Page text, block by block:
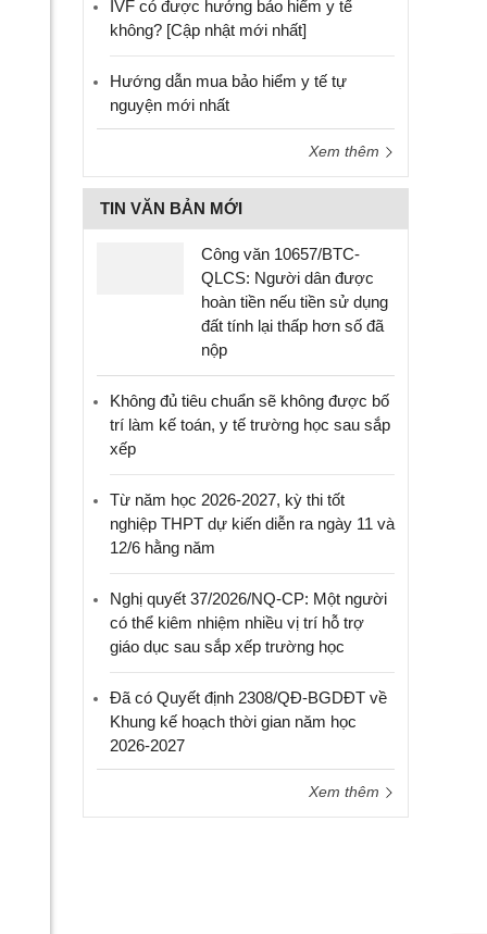
IVF có được hưởng bảo hiểm y tế
không? [Cập nhật mới nhất]
Hướng dẫn mua bảo hiểm y tế tự
nguyện mới nhất
Xem thêm
TIN VĂN BẢN MỚI
Công văn 10657/BTC-
QLCS: Người dân được
hoàn tiền nếu tiền sử dụng
đất tính lại thấp hơn số đã
nộp
Không đủ tiêu chuẩn sẽ không được bố
trí làm kế toán, y tế trường học sau sắp
xếp
Từ năm học 2026-2027, kỳ thi tốt
nghiệp THPT dự kiến diễn ra ngày 11 và
12/6 hằng năm
Nghị quyết 37/2026/NQ-CP: Một người
có thể kiêm nhiệm nhiều vị trí hỗ trợ
giáo dục sau sắp xếp trường học
Đã có Quyết định 2308/QĐ-BGDĐT về
Khung kế hoạch thời gian năm học
2026-2027
Xem thêm